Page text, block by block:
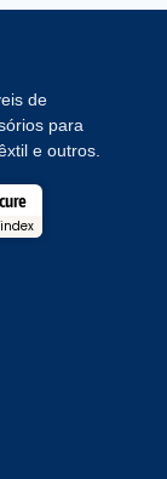
de
para
e outros.